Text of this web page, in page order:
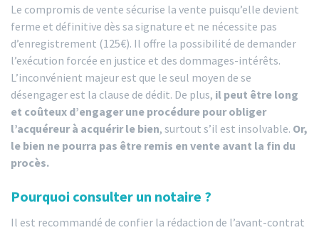
Le compromis de vente sécurise la vente puisqu’elle devient
ferme et définitive dès sa signature et ne nécessite pas
d’enregistrement (125€). Il offre la possibilité de demander
l’exécution forcée en justice et des dommages-intérêts.
L’inconvénient majeur est que le seul moyen de se
désengager est la clause de dédit. De plus, il peut être long
et coûteux d’engager une procédure pour obliger
l’acquéreur à acquérir le bien, surtout s’il est insolvable. Or,
le bien ne pourra pas être remis en vente avant la fin du
procès.
Pourquoi consulter un notaire ?
Il est recommandé de confier la rédaction de l’avant-contrat